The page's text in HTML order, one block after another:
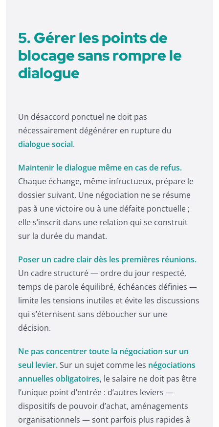
5. Gérer les points de
blocage sans rompre le
dialogue
Un désaccord ponctuel ne doit pas
nécessairement dégénérer en rupture du
dialogue social.
Maintenir le dialogue même en cas de refus.
Chaque échange, même infructueux, prépare le
dossier suivant. Une négociation ne se résume
pas à une victoire ou à une défaite ponctuelle ;
elle s’inscrit dans une relation qui se construit
sur la durée du mandat.
Poser un cadre clair dès les premières réunions.
Un cadre structuré — ordre du jour respecté,
temps de parole équilibré, échéances définies —
limite les tensions inutiles et évite les discussions
qui s’éternisent sans déboucher sur une
décision.
Ne pas concentrer toute la négociation sur un
seul levier.Sur un sujet comme les négociations
annuelles obligatoires, le salaire ne doit pas être
l’unique point d’entrée : d’autres leviers —
dispositifs de pouvoir d’achat, aménagements
organisationnels — sont parfois plus rapides à